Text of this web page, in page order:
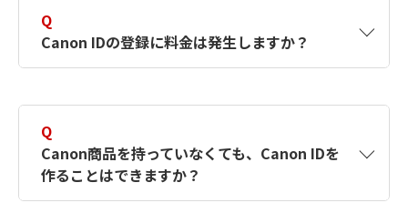
択したサービスから取得します。アカウントを
簡単に作成できるように、この情報を使用して
Canon IDの登録フォームを入力します。
Q
Canon IDの登録に料金は発生しますか？
Q
Canon商品を持っていなくても、Canon IDを
作ることはできますか？